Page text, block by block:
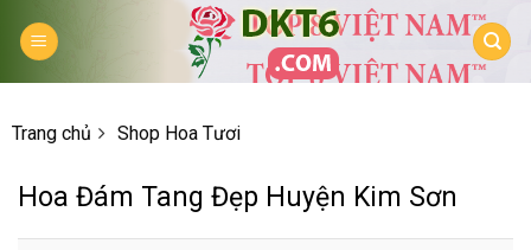
Trang chủ Shop Hoa Tươi
Hoa Đám Tang Đẹp Huyện Kim Sơn